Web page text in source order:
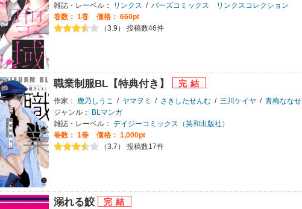
雑誌・レーベル：
リンクス / バーズコミックス リンクスコレクション
巻数： 1巻
価格： 660pt
（3.9） 投稿数46件
職業制服BL【特典付き】
作家： 鹿乃しうこ / ヤマヲミ / さきしたせんむ / 三川ケイヤ / 青梅ななせ
ジャンル：
BLマンガ
雑誌・レーベル： デイジーコミックス（英和出版社）
巻数： 1巻
価格： 1,000pt
（3.7） 投稿数17件
溺れる鮫